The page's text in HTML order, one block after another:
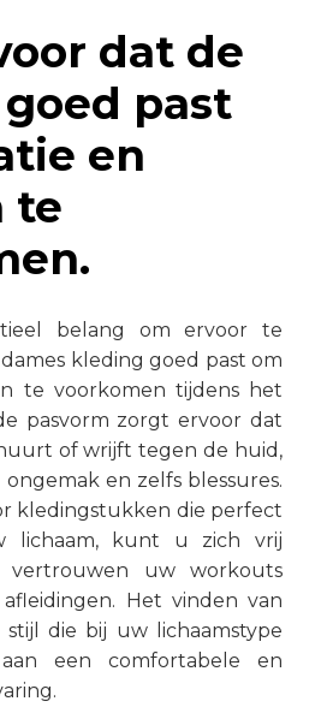
dat de
past
en
te
belang om ervoor te
kleding goed past om
te voorkomen tijdens het
pasvorm zorgt ervoor dat
of wrijft tegen de huid,
en zelfs blessures.
kledingstukken die perfect
lichaam, kunt u zich vrij
uw workouts
Het vinden van
die bij uw lichaamstype
een comfortabele en